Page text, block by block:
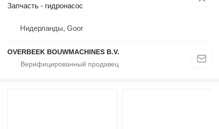
Запчасть - гидронасос
Нидерланды, Goor
OVERBEEK BOUWMACHINES B.V.